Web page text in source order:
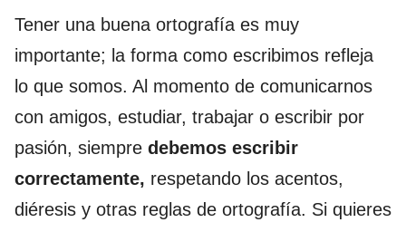
Tener una buena ortografía es muy
importante; la forma como escribimos refleja
lo que somos. Al momento de comunicarnos
con amigos, estudiar, trabajar o escribir por
pasión, siempre debemos escribir
correctamente, respetando los acentos,
diéresis y otras reglas de ortografía. Si quieres